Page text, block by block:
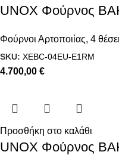
UNOX Φούρνος
Φούρνοι Αρτοποιίας, 4
SKU: XEBC-04EU-E1RM
4.700,00 €
Προσθήκη στο καλάθι
UNOX Φούρνος